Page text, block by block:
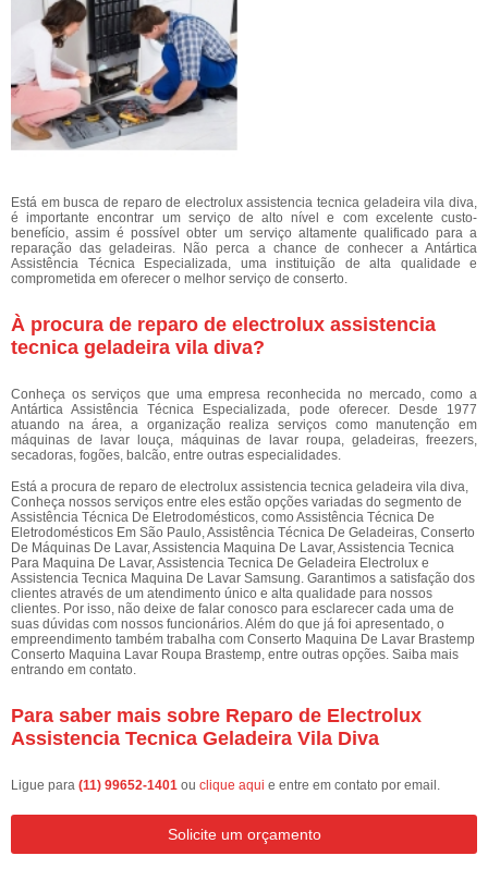
Está em busca de reparo de electrolux assistencia tecnica geladeira vila diva,
é importante encontrar um serviço de alto nível e com excelente custo-
benefício, assim é possível obter um serviço altamente qualificado para a
reparação das geladeiras. Não perca a chance de conhecer a Antártica
Assistência Técnica Especializada, uma instituição de alta qualidade e
comprometida em oferecer o melhor serviço de conserto.
À procura de reparo de electrolux assistencia
tecnica geladeira vila diva?
Conheça os serviços que uma empresa reconhecida no mercado, como a
Antártica Assistência Técnica Especializada, pode oferecer. Desde 1977
atuando na área, a organização realiza serviços como manutenção em
máquinas de lavar louça, máquinas de lavar roupa, geladeiras, freezers,
secadoras, fogões, balcão, entre outras especialidades.
Está a procura de reparo de electrolux assistencia tecnica geladeira vila diva,
Conheça nossos serviços entre eles estão opções variadas do segmento de
Assistência Técnica De Eletrodomésticos, como Assistência Técnica De
Eletrodomésticos Em São Paulo, Assistência Técnica De Geladeiras, Conserto
De Máquinas De Lavar, Assistencia Maquina De Lavar, Assistencia Tecnica
Para Maquina De Lavar, Assistencia Tecnica De Geladeira Electrolux e
Assistencia Tecnica Maquina De Lavar Samsung. Garantimos a satisfação dos
clientes através de um atendimento único e alta qualidade para nossos
clientes. Por isso, não deixe de falar conosco para esclarecer cada uma de
suas dúvidas com nossos funcionários. Além do que já foi apresentado, o
empreendimento também trabalha com Conserto Maquina De Lavar Brastemp
Conserto Maquina Lavar Roupa Brastemp, entre outras opções. Saiba mais
entrando em contato.
Para saber mais sobre Reparo de Electrolux
Assistencia Tecnica Geladeira Vila Diva
Ligue para (11) 99652-1401 ou clique aqui e entre em contato por email.
Solicite um orçamento